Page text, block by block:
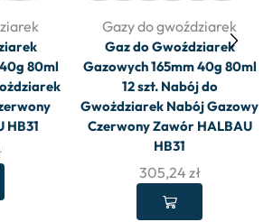
80ml
HB31
Gazy do gwoździarek
Gaz do Gwoździarek
Gazowych 165mm 40g 80ml
12 szt. Nabój do
Gwożdziarek Nabój Gazowy
Czerwony Zawór HALBAU
HB31
305,24 zł